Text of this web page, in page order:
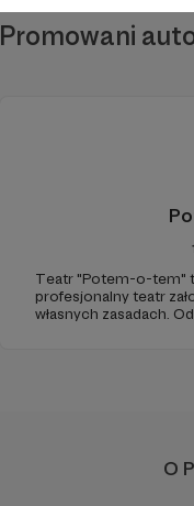
Promowani
Teatr "Potem-o-tem"
profesjonalny teatr
własnych zasadach.
O